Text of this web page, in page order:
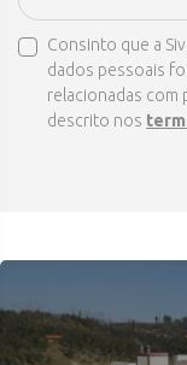
Consinto que a
dados pessoais
relacionadas com
descrito nos